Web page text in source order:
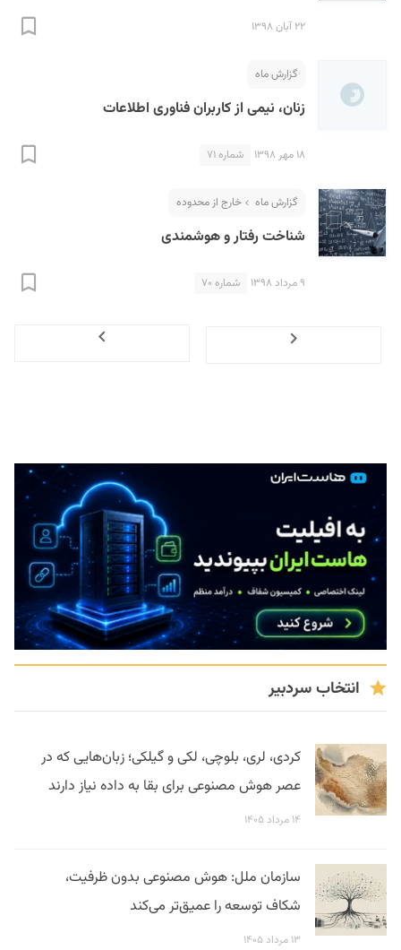
۲۲ آبان ۱۳۹۸
گزارش ماه
زنان، نیمی از کاربران فناوری اطلاعات
۱۸ مهر ۱۳۹۸ شماره ۷۱
گزارش ماه خارج از محدوده
شناخت رفتار و هوشمندی
۹ مرداد ۱۳۹۸ شماره ۷۰
انتخاب سردبیر
کردی، لری، بلوچی، لکی و گیلکی؛ زبان‌هایی که در
عصر هوش مصنوعی برای بقا به داده نیاز دارند
۱۴ مرداد ۱۴۰۵
سازمان ملل: هوش مصنوعی بدون ظرفیت،
شکاف توسعه را عمیق‌تر می‌کند
۱۳ مرداد ۱۴۰۵